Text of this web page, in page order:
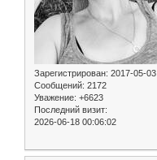
Зарегистрирован: 2017-05-03
Сообщений: 2172
Уважение: +6623
Последний визит:
2026-06-18 00:06:02